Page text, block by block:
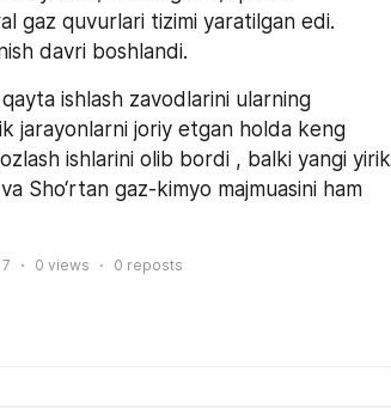
gaz quvurlari tizimi yaratilgan edi.
davri boshlandi.
ishlash zavodlarini ularning
jarayonlarni joriy etgan holda keng
ishlarini olib bordi , balki yangi yirik
Sho‘rtan gaz-kimyo majmuasini ham
0 views 0 reposts